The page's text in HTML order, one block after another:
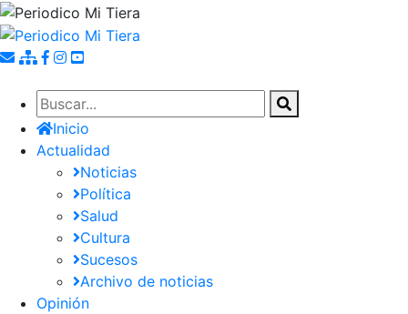
Pasar
al
contenido
Inicio
Actualidad
Noticias
Política
Salud
Cultura
Sucesos
Archivo de noticias
Opinión